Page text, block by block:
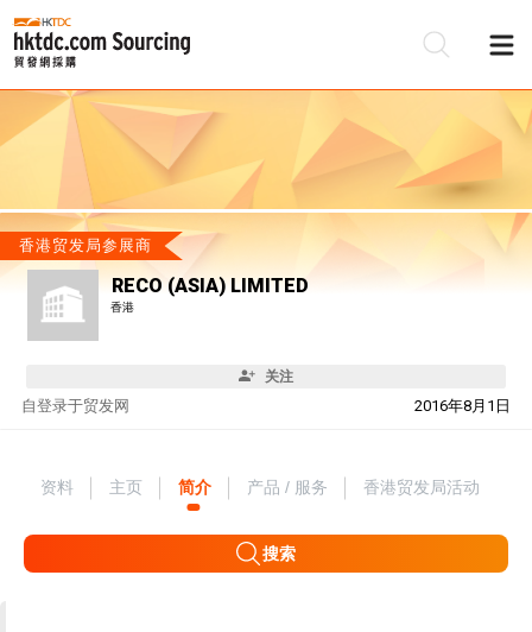
香港贸发局参展商
RECO (ASIA) LIMITED
香港
关注
自 2016年8月1日
登录于贸发网
资料 主页 简介 产品 / 服务 香港贸发局活动
搜索